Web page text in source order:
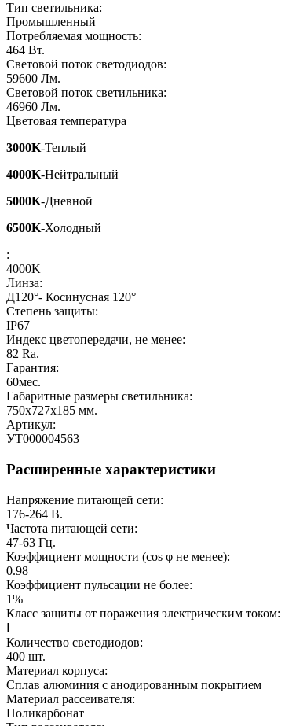
Тип светильника:
Промышленный
Потребляемая мощность:
464 Вт.
Световой поток светодиодов:
59600 Лм.
Световой поток светильника:
46960 Лм.
Цветовая температура
3000K-Теплый
4000K-Нейтральный
5000K-Дневной
6500K-Холодный
:
4000K
Линза:
Д120°- Косинусная 120°
Степень защиты:
IP67
Индекс цветопередачи, не менее:
82 Ra.
Гарантия:
60мес.
Габаритные размеры светильника:
750х727х185 мм.
Артикул:
УТ000004563
Расширенные характеристики
Напряжение питающей сети:
176-264 В.
Частота питающей сети:
47-63 Гц.
Коэффициент мощности (cos φ не менее):
0.98
Коэффициент пульсации не более:
1%
Класс защиты от поражения электрическим током:
Количество светодиодов:
400 шт.
Материал корпуса:
Сплав алюминия с анодированным покрытием
Материал рассеивателя:
Поликарбонат